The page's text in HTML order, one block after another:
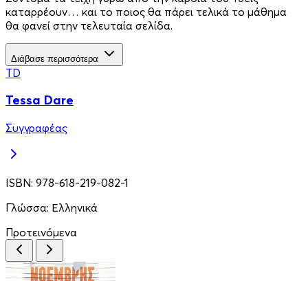
καταρρέουν… και το ποιος θα πάρει τελικά το μάθημα
θα φανεί στην τελευταία σελίδα.
Διάβασε περισσότερα
TD
Tessa Dare
Συγγραφέας
ISBN: 978-618-219-082-1
Γλώσσα: Ελληνικά
Προτεινόμενα